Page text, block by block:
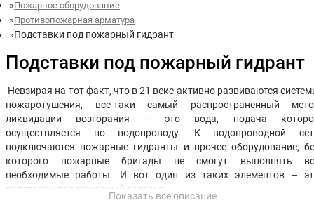
Пожарное оборудование
Противопожарная арматура
Подставки под пожарный гидрант
Подставки под пожарный гидрант
Невзирая на тот факт, что в 21 веке активно развиваются
пожаротушения, все-таки самый распространенный
ликвидации возгорания – это вода, подача
осуществляется по водопроводу. К водопроводной
подключаются пожарные гидранты и прочее оборудование,
которого пожарные бригады не смогут выполнять
необходимые работы. И вот один из таких элементов –
подставки под пожарный гидрант.
Показать все описание